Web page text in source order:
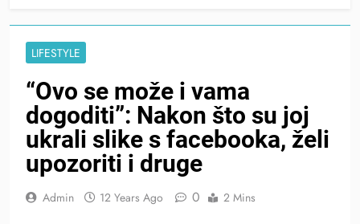
LIFESTYLE
“Ovo se može i vama
dogoditi”: Nakon što su joj
ukrali slike s facebooka, želi
upozoriti i druge
Admin 12 Years Ago 0 2 Mins